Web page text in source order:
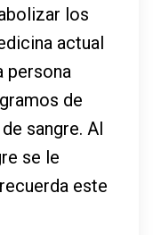
los
actual
persona
de
sangre. Al
se le
este